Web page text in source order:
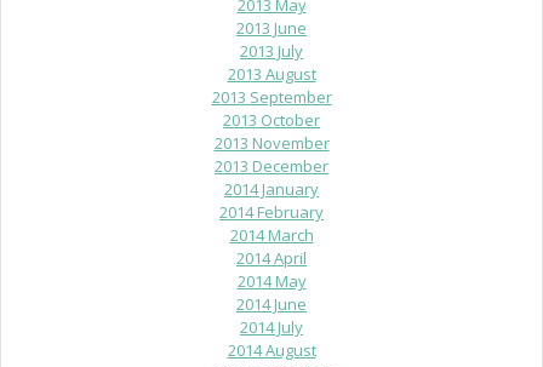
2013 May
2013 June
2013 July
2013 August
2013 September
2013 October
2013 November
2013 December
2014 January
2014 February
2014 March
2014 April
2014 May
2014 June
2014 July
2014 August